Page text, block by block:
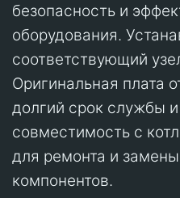
безопасность и
оборудования.
соответствующий
Оригинальная плата
долгий срок службы
совместимость с
для ремонта и
компонентов.